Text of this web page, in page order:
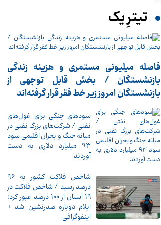
تیترِ یک
فاصله میلیونی مستمری و هزینه زندگی
بازنشستگان / بخش قابل توجهی از
بازنشستگان امروز زیر خط فقر قرار گرفته‌اند
سودهای جنگی برای غول‌های
نفتی / شرکت‌های بزرگ نفتی در
میانه جنگ و بحران اقلیمی سود
۹۳ میلیارد دلاری به دست
آوردند
شاخص فلاکت کشور به ۹۶
درصد رسید / شاخص فلاکت در
۱۹ استان از ۱۰۰ درصد عبور کرد؛
ایلام دوباره صدرنشین شد +
اینفوگرافی